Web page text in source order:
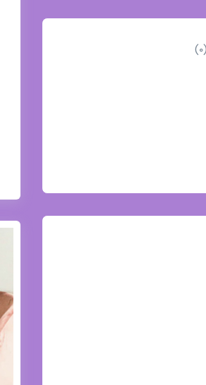
(۰)